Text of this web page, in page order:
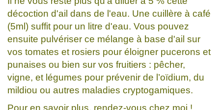
décoction d'ail dans de l'eau. Une cuillère à café
(5ml) suffit pour un litre d'eau. Vous pouvez
ensuite pulvériser ce mélange à base d'ail sur
vos tomates et rosiers pour éloigner pucerons et
punaises ou bien sur vos fruitiers : pêcher,
vigne, et légumes pour prévenir de l’oïdium, du
mildiou ou autres maladies cryptogamiques.
Pour en savoir plus, rendez-vous chez moi !